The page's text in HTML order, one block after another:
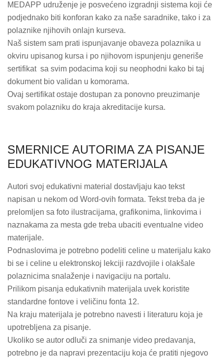
MEDAPP udruženje je posvećeno izgradnji sistema koji će
podjednako biti konforan kako za naše saradnike, tako i za
polaznike njihovih onlajn kurseva.
Naš sistem sam prati ispunjavanje obaveza polaznika u
okviru upisanog kursa i po njihovom ispunjenju generiše
sertifikat sa svim podacima koji su neophodni kako bi taj
dokument bio validan u komorama.
Ovaj sertifikat ostaje dostupan za ponovno preuzimanje
svakom polazniku do kraja akreditacije kursa.
SMERNICE AUTORIMA ZA PISANJE
EDUKATIVNOG MATERIJALA
Autori svoj edukativni material dostavljaju kao tekst
napisan u nekom od Word-ovih formata. Tekst treba da je
prelomljen sa foto ilustracijama, grafikonima, linkovima i
naznakama za mesta gde treba ubaciti eventualne video
materijale.
Podnaslovima je potrebno podeliti celine u materijalu kako
bi se i celine u elektronskoj lekciji razdvojile i olakšale
polaznicima snalaženje i navigaciju na portalu.
Prilikom pisanja edukativnih materijala uvek koristite
standardne fontove i veličinu fonta 12.
Na kraju materijala je potrebno navesti i literaturu koja je
upotrebljena za pisanje.
Ukoliko se autor odluči za snimanje video predavanja,
potrebno je da napravi prezentaciju koja će pratiti njegovo